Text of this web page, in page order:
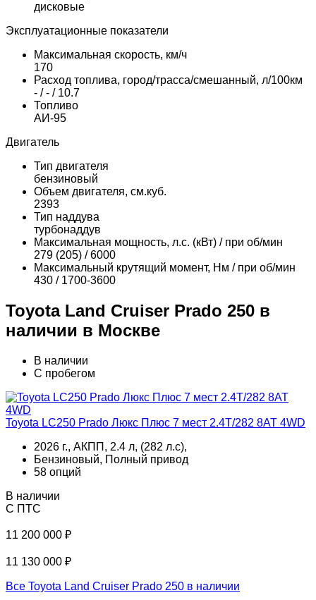
дисковые
Эксплуатационные показатели
Максимальная скорость, км/ч
170
Расход топлива, город/трасса/смешанный, л/100км
- / - / 10.7
Топливо
АИ-95
Двигатель
Тип двигателя
бензиновый
Объем двигателя, см.куб.
2393
Тип наддува
турбонаддув
Максимальная мощность, л.с. (кВт) / при об/мин
279 (205) / 6000
Максимальный крутящий момент, Нм / при об/мин
430 / 1700-3600
Toyota Land Cruiser Prado 250 в
наличии в Москве
В наличии
С пробегом
Toyota LC250 Prado Люкс Плюс 7 мест 2.4T/282 8AT 4WD
2026 г., АКПП, 2.4 л, (282 л.с),
Бензиновый, Полный привод
58 опций
В наличии
С ПТС
11 200 000 ₽
11 130 000 ₽
Все Toyota Land Cruiser Prado 250 в наличии